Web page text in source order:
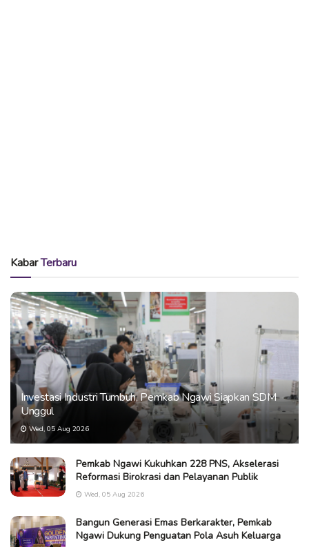
KabarTerbaru
Investasi Industri Tumbuh, Pemkab Ngawi Siapkan SDM
Unggul
Wed, 05 Aug 2026
Pemkab Ngawi Kukuhkan 228 PNS, Akselerasi
Reformasi Birokrasi dan Pelayanan Publik
Wed, 05 Aug 2026
Bangun Generasi Emas Berkarakter, Pemkab
Ngawi Dukung Penguatan Pola Asuh Keluarga